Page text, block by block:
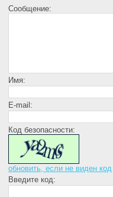
Сообщение:
Имя:
E-mail:
Код безопасности:
обновить, если не виден код
Введите код: